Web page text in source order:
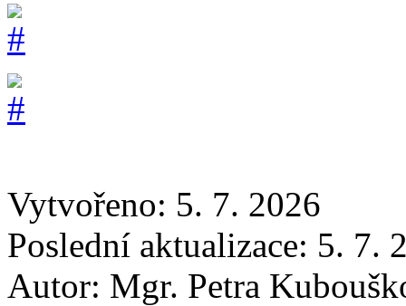
Vytvořeno: 5. 7. 2026
Poslední aktualizace: 5. 7.
Autor: Mgr. Petra